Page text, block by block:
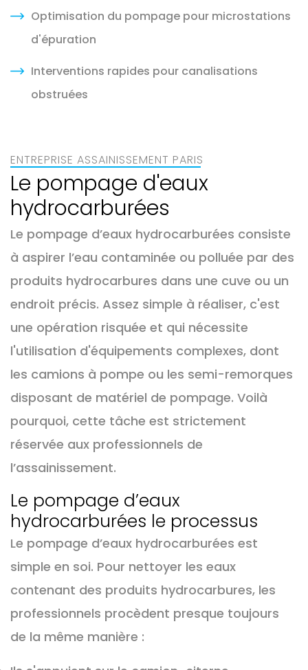
Optimisation du pompage pour microstations
d'épuration
Interventions rapides pour canalisations
obstruées
ENTREPRISE ASSAINISSEMENT PARIS
Le pompage d'eaux
hydrocarburées
Le pompage d’eaux hydrocarburées consiste
à aspirer l’eau contaminée ou polluée par des
produits hydrocarbures dans une cuve ou un
endroit précis. Assez simple à réaliser, c'est
une opération risquée et qui nécessite
l'utilisation d'équipements complexes, dont
les camions à pompe ou les semi-remorques
disposant de matériel de pompage. Voilà
pourquoi, cette tâche est strictement
réservée aux professionnels de
l’assainissement.
Le pompage d’eaux
hydrocarburées le processus
Le pompage d’eaux hydrocarburées est
simple en soi. Pour nettoyer les eaux
contenant des produits hydrocarbures, les
professionnels procèdent presque toujours
de la même manière :